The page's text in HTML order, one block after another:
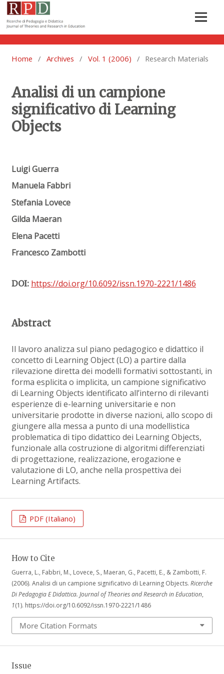
Home / Archives / Vol. 1 (2006) / Research Materials
Analisi di un campione
significativo di Learning
Objects
Luigi Guerra
Manuela Fabbri
Stefania Lovece
Gilda Maeran
Elena Pacetti
Francesco Zambotti
DOI: https://doi.org/10.6092/issn.1970-2221/1486
Abstract
Il lavoro analizza sul piano pedagogico e didattico il
concetto di Learning Object (LO) a partire dalla
rilevazione diretta dei modelli formativi sottostanti, in
forma esplicita o implicita, un campione significativo
di Learning Objects identificato all’interno di rilevanti
esperienze di e-learning universitarie e non
universitarie prodotte in diverse nazioni, allo scopo di
giungere alla messa a punto di una modellistica
problematica di tipo didattico dei Learning Objects,
funzionale alla costruzione di algoritmi differenziati
di progettazione, realizzazione, erogazione e
valutazione di LO, anche nella prospettiva dei
Learning Artifacts.
PDF (Italiano)
How to Cite
Guerra, L., Fabbri, M., Lovece, S., Maeran, G., Pacetti, E., & Zambotti, F.
(2006). Analisi di un campione significativo di Learning Objects. Ricerche
Di Pedagogia E Didattica. Journal of Theories and Research in Education,
1(1). https://doi.org/10.6092/issn.1970-2221/1486
More Citation Formats
Issue